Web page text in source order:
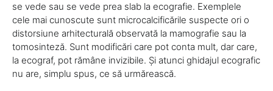
se vede sau se vede prea slab la ecografie. Exemplele
cele mai cunoscute sunt microcalcificările suspecte ori o
distorsiune arhitecturală observată la mamografie sau la
tomosinteză. Sunt modificări care pot conta mult, dar care,
la ecograf, pot rămâne invizibile. Și atunci ghidajul ecografic
nu are, simplu spus, ce să urmărească.